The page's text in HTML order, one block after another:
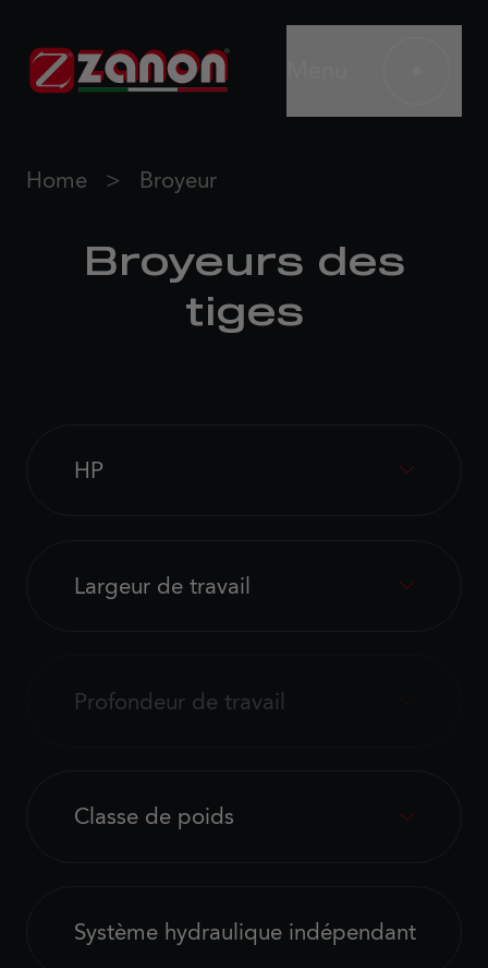
Home Broyeur
Broyeurs des
tiges
HP
Largeur de travail
Profondeur de travail
Classe de poids
Système hydraulique indépendant